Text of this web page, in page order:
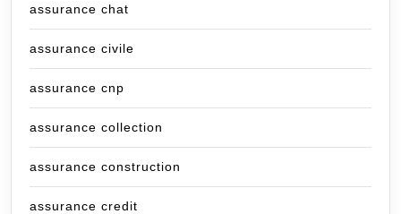
assurance chat
assurance civile
assurance cnp
assurance collection
assurance construction
assurance credit